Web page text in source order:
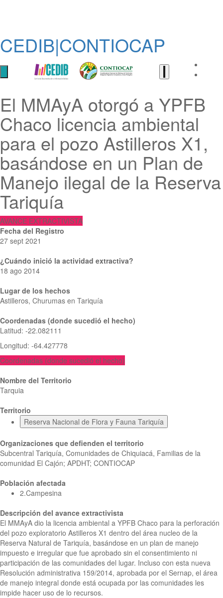
CEDIB|CONTIOCAP
El MMAyA otorgó a YPFB
Chaco licencia ambiental
para el pozo Astilleros X1,
basándose en un Plan de
Manejo ilegal de la Reserva
Tariquía
AVANCE EXTRACTIVISTA
Fecha del Registro
27 sept 2021
¿Cuándo inició la actividad extractiva?
18 ago 2014
Lugar de los hechos
Astilleros, Churumas en Tariquía
Coordenadas (donde sucedió el hecho)
Latitud: -22.082111
Longitud: -64.427778
Coordenadas (donde sucedió el hecho)
Nombre del Territorio
Tarquia
Territorio
Reserva Nacional de Flora y Fauna Tariquía
Organizaciones que defienden el territorio
Subcentral Tariquía, Comunidades de Chiquiacá, Familias de la
comunidad El Cajón; APDHT; CONTIOCAP
Población afectada
2.Campesina
Descripción del avance extractivista
El MMAyA dio la licencia ambiental a YPFB Chaco para la perforación
del pozo exploratorio Astilleros X1 dentro del área nucleo de la
Reserva Natural de Tariquía, basándose en un plan de manejo
impuesto e irregular que fue aprobado sin el consentimiento ni
participación de las comunidades del lugar. Incluso con esta nueva
Resolución administrativa 159/2014, aprobada por el Sernap, el área
de manejo integral donde está ocupada por las comunidades les
impide hacer uso de lo recursos.